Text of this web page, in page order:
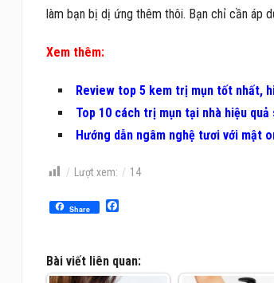
làm bạn bị dị ứng thêm thôi. Bạn chỉ cần áp
Xem thêm:
Review top 5 kem trị mụn tốt nhất,
Top 10 cách trị mụn tại nhà hiệu
Hướng dẫn ngâm nghệ tươi với mật
Lượt xem: 14
Share Facebook
Bài viết liên quan: